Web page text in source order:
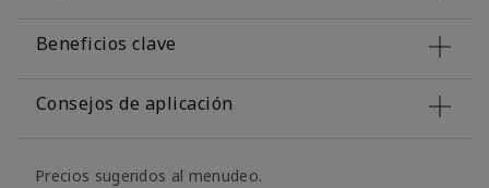
Beneficios clave
Consejos de aplicación
Precios sugeridos al menudeo.